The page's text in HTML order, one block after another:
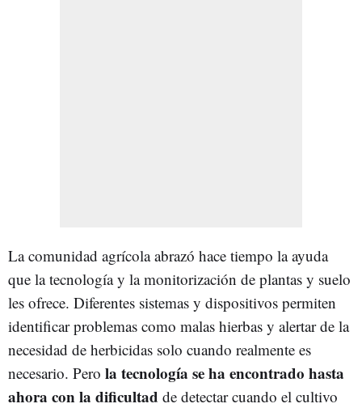
La comunidad agrícola abrazó hace tiempo la ayuda
que la tecnología y la monitorización de plantas y suelo
les ofrece. Diferentes sistemas y dispositivos permiten
identificar problemas como malas hierbas y alertar de la
necesidad de herbicidas solo cuando realmente es
necesario. Pero la tecnología se ha encontrado hasta
ahora con la dificultad de detectar cuando el cultivo